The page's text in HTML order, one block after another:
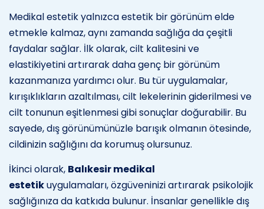
Medikal estetik yalnızca estetik bir görünüm elde
etmekle kalmaz, aynı zamanda sağlığa da çeşitli
faydalar sağlar. İlk olarak, cilt kalitesini ve
elastikiyetini artırarak daha genç bir görünüm
kazanmanıza yardımcı olur. Bu tür uygulamalar,
kırışıklıkların azaltılması, cilt lekelerinin giderilmesi ve
cilt tonunun eşitlenmesi gibi sonuçlar doğurabilir. Bu
sayede, dış görünümünüzle barışık olmanın ötesinde,
cildinizin sağlığını da korumuş olursunuz.
İkinci olarak, Balıkesir medikal
estetikuygulamaları, özgüveninizi artırarak psikolojik
sağlığınıza da katkıda bulunur. İnsanlar genellikle dış